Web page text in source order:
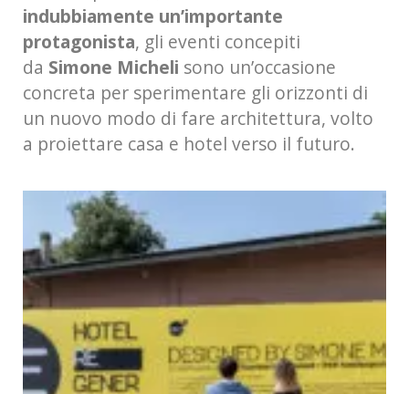
indubbiamente un’importante
protagonista, gli eventi concepiti
da Simone Micheli sono un’occasione
concreta per sperimentare gli orizzonti di
un nuovo modo di fare architettura, volto
a proiettare casa e hotel verso il futuro.